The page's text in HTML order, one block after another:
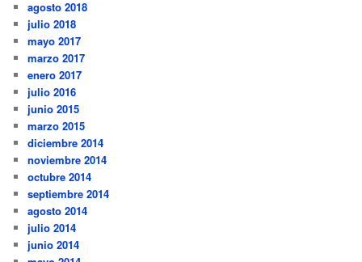
agosto 2018
julio 2018
mayo 2017
marzo 2017
enero 2017
julio 2016
junio 2015
marzo 2015
diciembre 2014
noviembre 2014
octubre 2014
septiembre 2014
agosto 2014
julio 2014
junio 2014